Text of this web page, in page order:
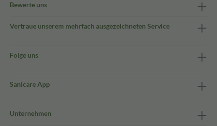
Bewerte uns
Vertraue unserem mehrfach ausgezeichneten Service
Folge uns
Sanicare App
Unternehmen